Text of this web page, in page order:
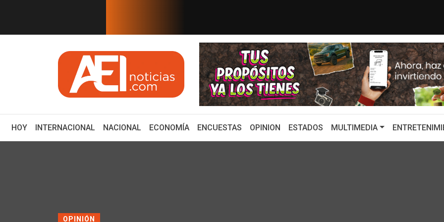
EN TIEMPO REAL
Eduardo Osuna, Guillerm...ZACATECAS DEBE SER UNO DE LOS GRANDES DESTINOS TURÍS...Con emotivo
HOY(CURRENT)
INTERNACIONAL NACIONAL ECONOMÍA ENCUESTAS OPINION ESTADOS MULTIMEDIA
OPINIÓN